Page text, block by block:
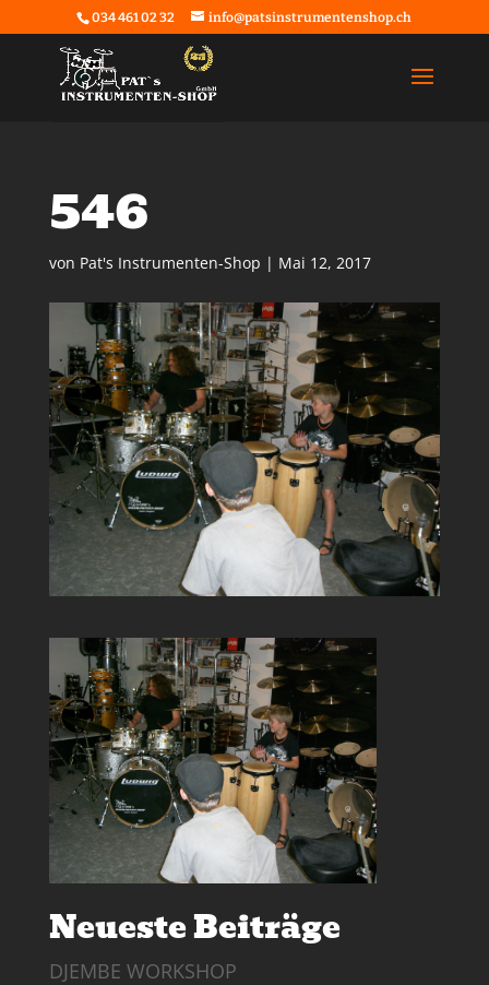
034 461 02 32 info@patsinstrumentenshop.ch
546
von Pat's Instrumenten-Shop | Mai 12, 2017
Neueste Beiträge
DJEMBE WORKSHOP